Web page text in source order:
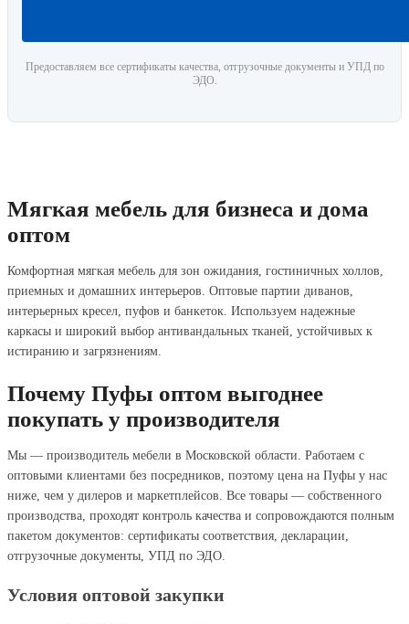
Предоставляем все сертификаты качества, отгрузочные документы и УПД по
ЭДО.
Мягкая мебель для бизнеса и дома
оптом
Комфортная мягкая мебель для зон ожидания, гостиничных холлов,
приемных и домашних интерьеров. Оптовые партии диванов,
интерьерных кресел, пуфов и банкеток. Используем надежные
каркасы и широкий выбор антивандальных тканей, устойчивых к
истиранию и загрязнениям.
Почему Пуфы оптом выгоднее
покупать у производителя
Мы — производитель мебели в Московской области. Работаем с
оптовыми клиентами без посредников, поэтому цена на Пуфы у нас
ниже, чем у дилеров и маркетплейсов. Все товары — собственного
производства, проходят контроль качества и сопровождаются полным
пакетом документов: сертификаты соответствия, декларации,
отгрузочные документы, УПД по ЭДО.
Условия оптовой закупки